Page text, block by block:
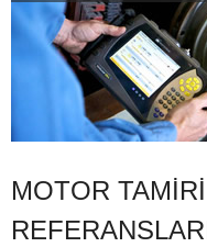
MOTOR